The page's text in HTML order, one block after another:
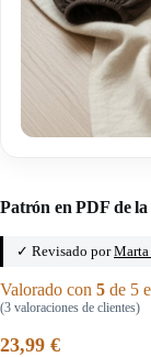
Patrón en PDF de
✓ Revisado porMarta
Valorado con 5 de 5
(3 valoraciones de clientes)
23,99 €